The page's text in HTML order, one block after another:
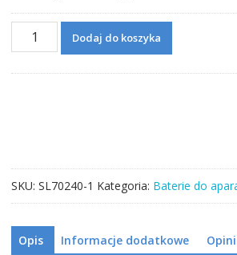
ilość
Bateria
NP-
500,
NP-
600
Dodaj do koszyka
SKU: SL70240-1 Kategoria: Baterie do
Opis Informacje dodatkowe